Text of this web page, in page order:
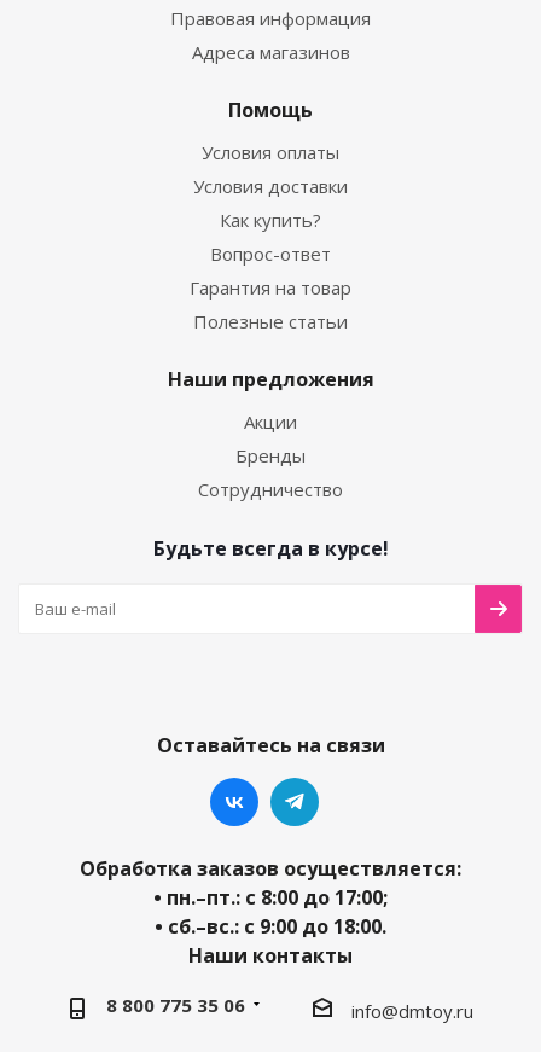
Правовая информация
Адреса магазинов
Помощь
Условия оплаты
Условия доставки
Как купить?
Вопрос-ответ
Гарантия на товар
Полезные статьи
Наши предложения
Акции
Бренды
Сотрудничество
Будьте всегда в курсе!
Оставайтесь на связи
Обработка заказов осуществляется:
• пн.–пт.: с 8:00 до 17:00;
• сб.–вс.: с 9:00 до 18:00.
Наши контакты
8 800 775 35 06 info@dmtoy.ru